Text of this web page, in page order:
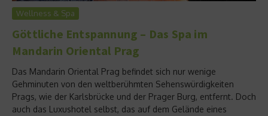
Wellness & Spa
Göttliche Entspannung – Das Spa im
Mandarin Oriental Prag
Das Mandarin Oriental Prag befindet sich nur wenige
Gehminuten von den weltberühmten Sehenswürdigkeiten
Prags, wie der Karlsbrücke und der Prager Burg, entfernt. Doch
auch das Luxushotel selbst, das auf dem Gelände eines